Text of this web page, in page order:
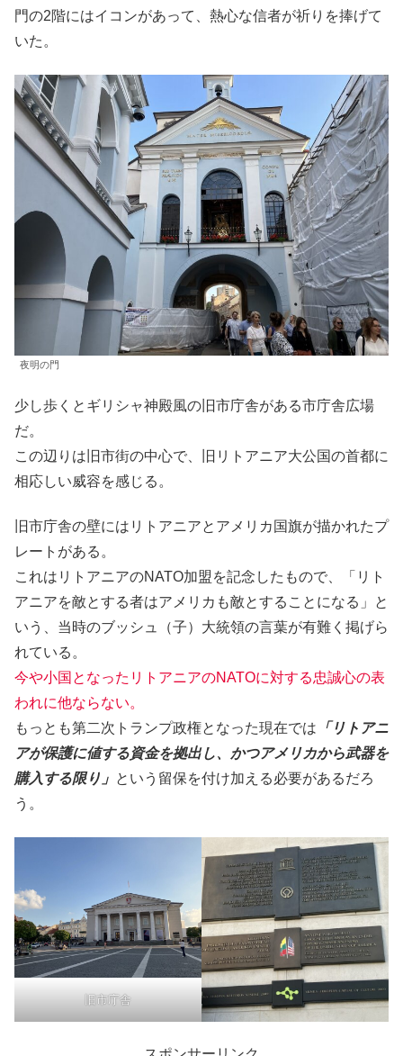
門の2階にはイコンがあって、熱心な信者が祈りを捧げて
いた。
夜明の門
少し歩くとギリシャ神殿風の旧市庁舎がある市庁舎広場
だ。
この辺りは旧市街の中心で、旧リトアニア大公国の首都に
相応しい威容を感じる。
旧市庁舎の壁にはリトアニアとアメリカ国旗が描かれたプ
レートがある。
これはリトアニアのNATO加盟を記念したもので、「リト
アニアを敵とする者はアメリカも敵とすることになる」と
いう、当時のブッシュ（子）大統領の言葉が有難く掲げら
れている。
今や小国となったリトアニアのNATOに対する忠誠心の表
われに他ならない。
もっとも第二次トランプ政権となった現在では 「リトアニ
アが保護に値する資金を拠出し、かつアメリカから武器を
購入する限り」 という留保を付け加える必要があるだろ
う。
旧市庁舎